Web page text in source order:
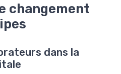
changement
dans la